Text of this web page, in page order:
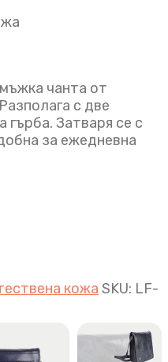
чанта от
с две
Затваря се с
за ежедневна
кожа SKU: LF-